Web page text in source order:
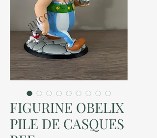
FIGURINE OBELIX
PILE DE CASQUES